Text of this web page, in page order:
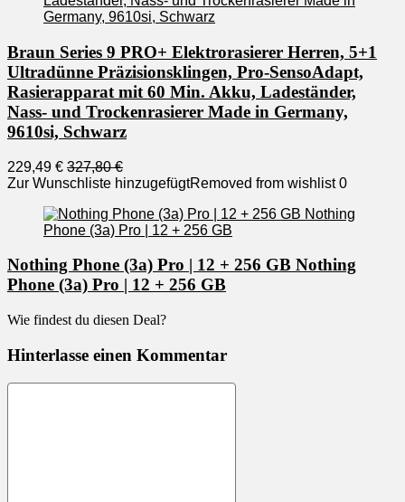
Braun Series 9 PRO+ Elektrorasierer Herren, 5+1
Ultradünne Präzisionsklingen, Pro-SensoAdapt,
Rasierapparat mit 60 Min. Akku, Ladeständer,
Nass- und Trockenrasierer Made in Germany,
9610si, Schwarz
229,49 € 327,80 €
Zur Wunschliste hinzugefügtRemoved from wishlist 0
Nothing Phone (3a) Pro | 12 + 256 GB Nothing
Phone (3a) Pro | 12 + 256 GB
Wie findest du diesen Deal?
Hinterlasse einen Kommentar